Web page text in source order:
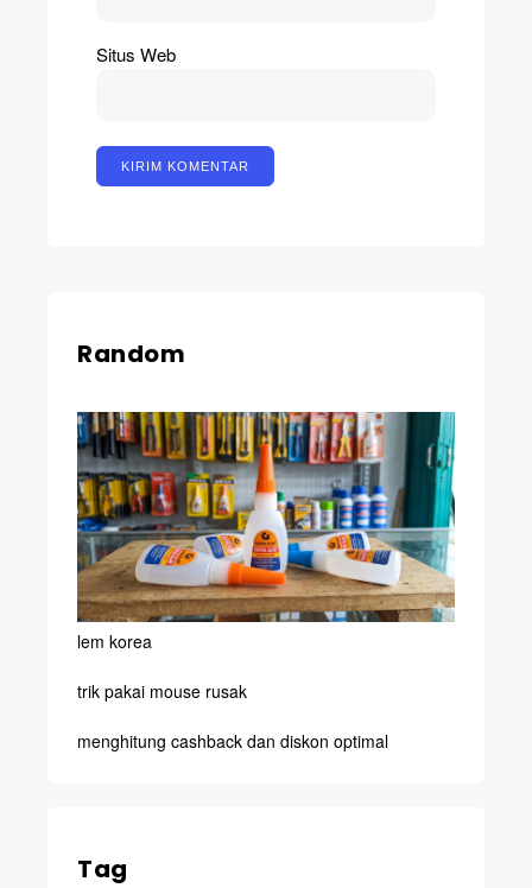
Situs Web
Random
lem korea
trik pakai mouse rusak
menghitung cashback dan diskon optimal
Tag